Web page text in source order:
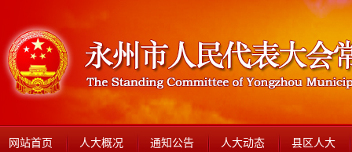
网站首页 人大概况 通知公告 人大动态 县区人大